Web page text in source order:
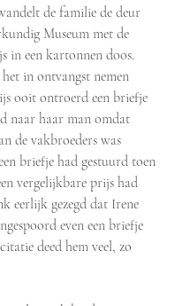
de familie de deur
Museum met de
in een kartonnen doos.
in ontvangst nemen
ooit ontroerd een briefje
naar haar man omdat
de vakbroeders was
briefje had gestuurd toen
vergelijkbare prijs had
eerlijk gezegd dat Irene
even een briefje
deed hem veel, zo